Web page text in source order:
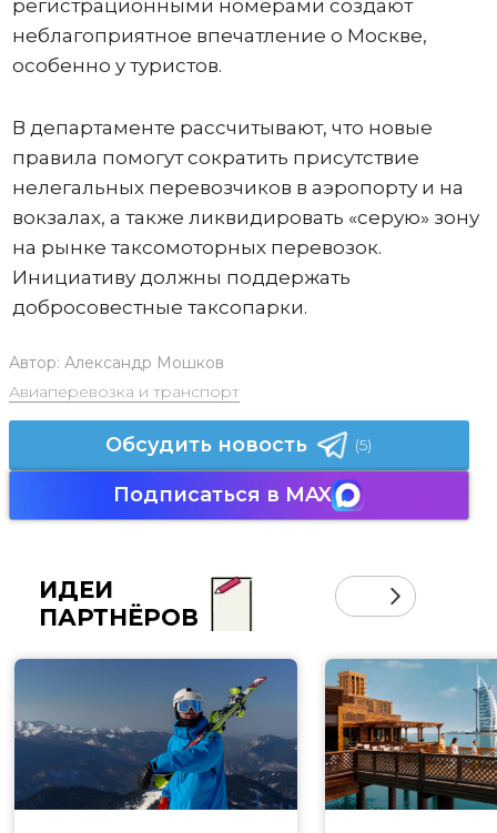
регистрационными номерами создают
неблагоприятное впечатление о Москве,
особенно у туристов.
В департаменте рассчитывают, что новые
правила помогут сократить присутствие
нелегальных перевозчиков в аэропорту и на
вокзалах, а также ликвидировать «серую» зону
на рынке таксомоторных перевозок.
Инициативу должны поддержать
добросовестные таксопарки.
Автор: Александр Мошков
Авиаперевозка и транспорт
Обсудить новость (5)
Подписаться в MAX
ИДЕИ
ПАРТНЁРОВ